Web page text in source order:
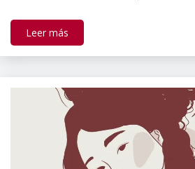
Leer más